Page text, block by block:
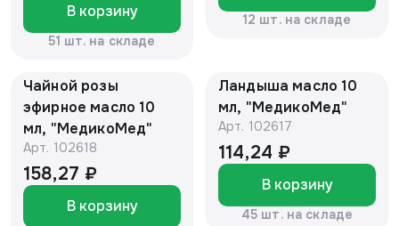
В корзину
51 шт. на складе
12 шт. на складе
Чайной розы
эфирное масло 10
мл, "МедикоМед"
Арт. 102618
158,27 ₽
В корзину
Ландыша масло 10
мл, "МедикоМед"
Арт. 102617
114,24 ₽
В корзину
45 шт. на складе